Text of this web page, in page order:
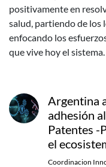
positivamente en
salud, partiendo de los
enfocando los
que vive hoy el sistema.
Argentina
adhesión
Patentes -
el
Coordinacion